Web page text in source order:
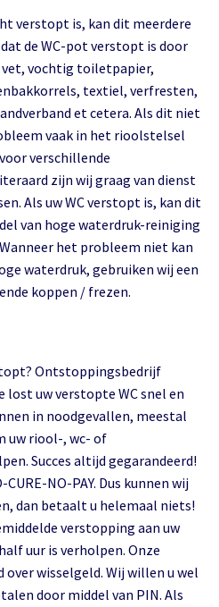
verstopt is, kan dit meerdere
de WC-pot verstopt is door
vochtig toiletpapier,
textiel, verfresten,
et cetera. Als dit niet
vaak in het rioolstelsel
verschillende
zijn wij graag van dienst
Als uw WC verstopt is, kan dit
van hoge waterdruk-reiniging
het probleem niet kan
waterdruk, gebruiken wij een
koppen / frezen.
Ontstoppingsbedrijf
lost uw verstopte WC snel en
in noodgevallen, meestal
uw riool-, wc- of
Succes altijd gegarandeerd!
NO-PAY. Dus kunnen wij
dan betaalt u helemaal niets!
verstopping aan uw
uur is verholpen. Onze
wisselgeld. Wij willen u wel
door middel van PIN. Als